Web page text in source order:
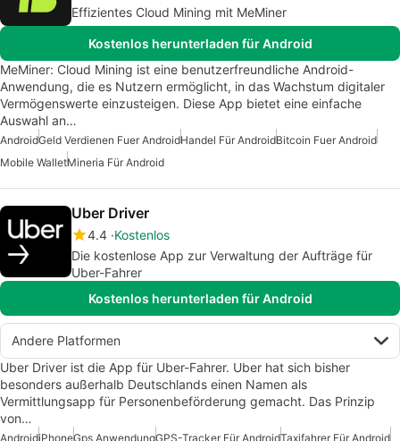
Effizientes Cloud Mining mit MeMiner
Kostenlos herunterladen für Android
MeMiner: Cloud Mining ist eine benutzerfreundliche Android-
Anwendung, die es Nutzern ermöglicht, in das Wachstum digitaler
Vermögenswerte einzusteigen. Diese App bietet eine einfache
Auswahl an…
AndroidGeld Verdienen Fuer AndroidHandel Für AndroidBitcoin Fuer Android
Mobile WalletMineria Für Android
Uber Driver
4.4 Kostenlos
Die kostenlose App zur Verwaltung der Aufträge für
Uber-Fahrer
Kostenlos herunterladen für Android
Andere Platformen
Uber Driver ist die App für Uber-Fahrer. Uber hat sich bisher
besonders außerhalb Deutschlands einen Namen als
Vermittlungsapp für Personenbeförderung gemacht. Das Prinzip
von…
AndroidiPhoneGps AnwendungGPS-Tracker Für AndroidTaxifahrer Für Android